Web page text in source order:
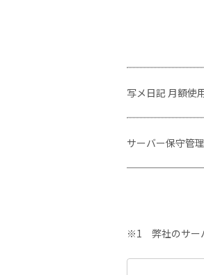
写メ日記 月額使
サーバー保守
※1 弊社のサー